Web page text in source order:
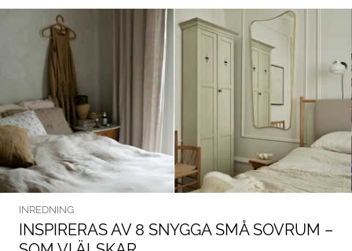
INREDNING
INSPIRERAS AV 8 SNYGGA SMÅ SOVRUM –